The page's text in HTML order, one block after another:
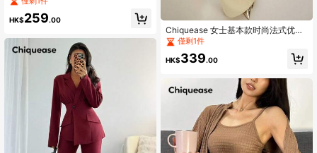
HK$259.00
Chiquease 女士基本款时尚法式优雅
浪漫荷叶边开衫针织连衣裙两件套
僅剩1件
HK$339.00